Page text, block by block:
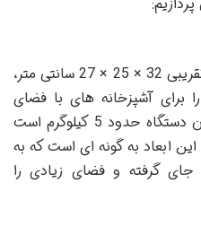
هوا پز آریته مدل 4614 با ابعاد تقریبی 32 × 25 × 27 سانتی متر،
برای آشپزخانه های با فضای
محدود نیز مناسب می سازد. وزن دستگاه حدود 5 کیلوگرم است
ابعاد به گونه ای است که به
جای گرفته و فضای زیادی را